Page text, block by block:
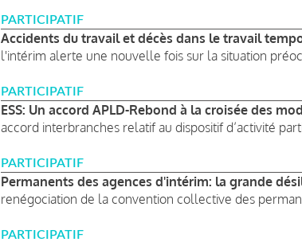
PARTICIPATIF
Accidents du travail et décès dans le travail
l'intérim alerte une nouvelle fois sur la situation
PARTICIPATIF
ESS: Un accord APLD-Rebond à la croisée des
accord interbranches relatif au dispositif d’activité
PARTICIPATIF
Permanents des agences d'intérim: la grande
renégociation de la convention collective des
PARTICIPATIF